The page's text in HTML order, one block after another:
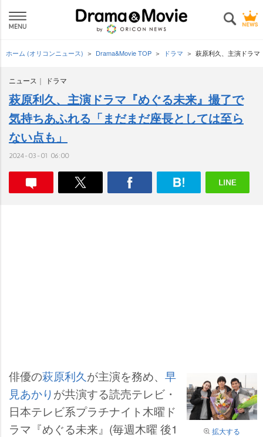
ホーム (オリコンニュース) Drama&Movie TOP ドラマ 萩原利久、主演ドラマ
ニュース ドラマ
萩原利久、主演ドラマ『めぐる未来』撮了で
気持ちあふれる「まだまだ座長としては至ら
ない点も」
2024-03-01 06:00
拡大する
俳優の萩原利久が主演を務め、 早
見あかりが共演する読売テレビ・
日本テレビ系プラチナイト木曜ド
ラマ『めぐる未来』(毎週木曜 後1